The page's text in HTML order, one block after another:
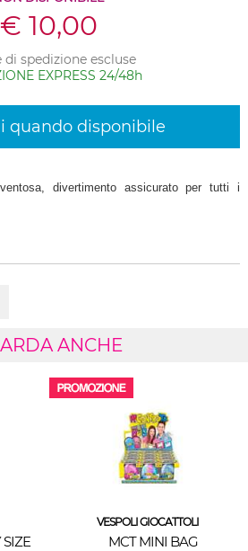
€ 10,00
di spedizione escluse
EXPRESS 24/48h
quando disponibile
divertimento assicurato per tutti i
ANCHE
VESPOLI GIOCATTOLI
MCT MINI BAG